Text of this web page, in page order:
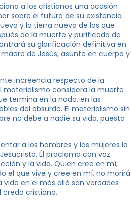
a los cristianos una ocasión
sobre el futuro de su existencia
y la tierra nueva de los que
de la muerte y purificado de
su glorificación definitiva en
de Jesús, asunta en cuerpo y
increencia respecto de la
materialismo considera la muerte
termina en la nada, en las
del absurdo. El materialismo sin
no debe a nadie su vida, puesto
a los hombres y las mujeres la
Él proclama con voz
y la vida. Quien cree en mí,
el que vive y cree en mí, no morirá
vida en el más allá son verdades
cristiano.